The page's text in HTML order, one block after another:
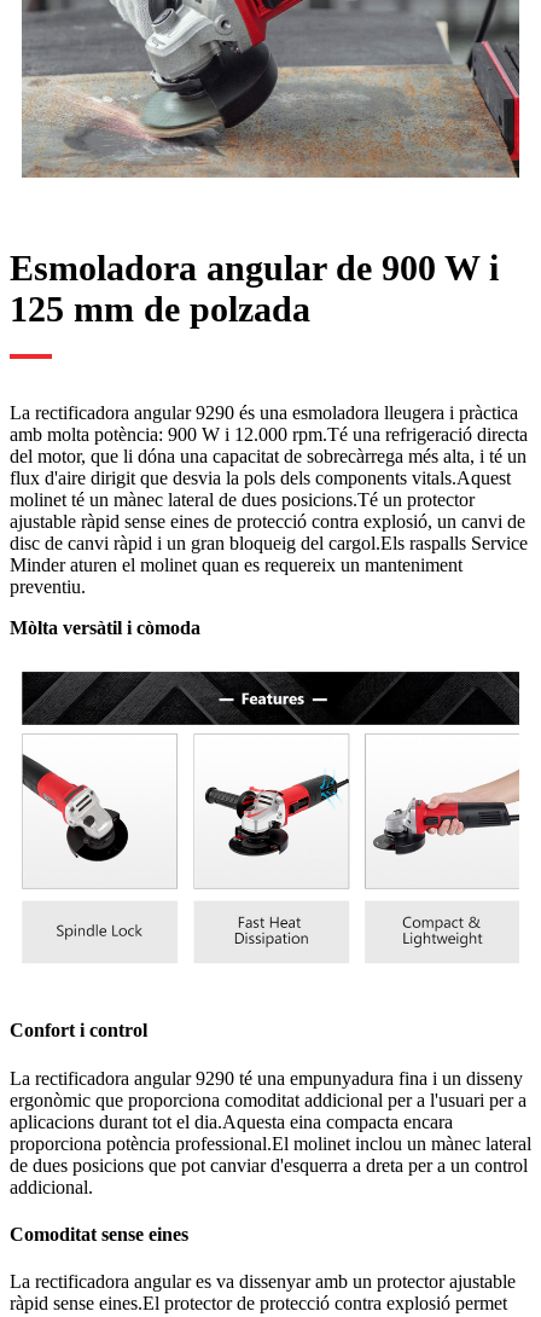
Esmoladora angular de 900 W i
125 mm de polzada
La rectificadora angular 9290 és una esmoladora lleugera i pràctica
amb molta potència: 900 W i 12.000 rpm.Té una refrigeració directa
del motor, que li dóna una capacitat de sobrecàrrega més alta, i té un
flux d'aire dirigit que desvia la pols dels components vitals.Aquest
molinet té un mànec lateral de dues posicions.Té un protector
ajustable ràpid sense eines de protecció contra explosió, un canvi de
disc de canvi ràpid i un gran bloqueig del cargol.Els raspalls Service
Minder aturen el molinet quan es requereix un manteniment
preventiu.
Mòlta versàtil i còmoda
Confort i control
La rectificadora angular 9290 té una empunyadura fina i un disseny
ergonòmic que proporciona comoditat addicional per a l'usuari per a
aplicacions durant tot el dia.Aquesta eina compacta encara
proporciona potència professional.El molinet inclou un mànec lateral
de dues posicions que pot canviar d'esquerra a dreta per a un control
addicional.
Comoditat sense eines
La rectificadora angular es va dissenyar amb un protector ajustable
ràpid sense eines.El protector de protecció contra explosió permet